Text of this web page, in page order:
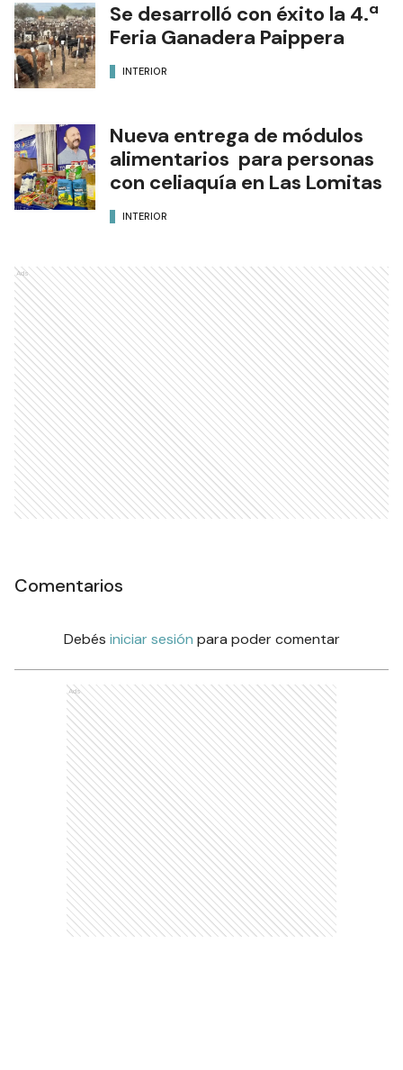
Se desarrolló con éxito la 4.ª
Feria Ganadera Paippera
INTERIOR
Nueva entrega de módulos
alimentarios para personas
con celiaquía en Las Lomitas
INTERIOR
Ads
Comentarios
Debés iniciar sesión para poder comentar
Ads